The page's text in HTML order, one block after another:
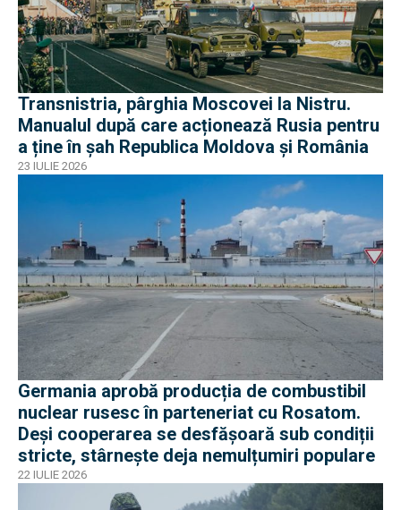
Transnistria, pârghia Moscovei la Nistru.
Manualul după care acționează Rusia pentru
a ține în șah Republica Moldova și România
23 IULIE 2026
Germania aprobă producția de combustibil
nuclear rusesc în parteneriat cu Rosatom.
Deși cooperarea se desfășoară sub condiții
stricte, stârnește deja nemulțumiri populare
22 IULIE 2026